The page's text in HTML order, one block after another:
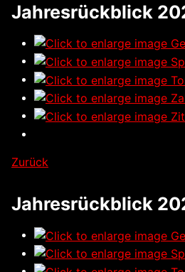
Jahresrückblick
Zurück
Jahresrückblick